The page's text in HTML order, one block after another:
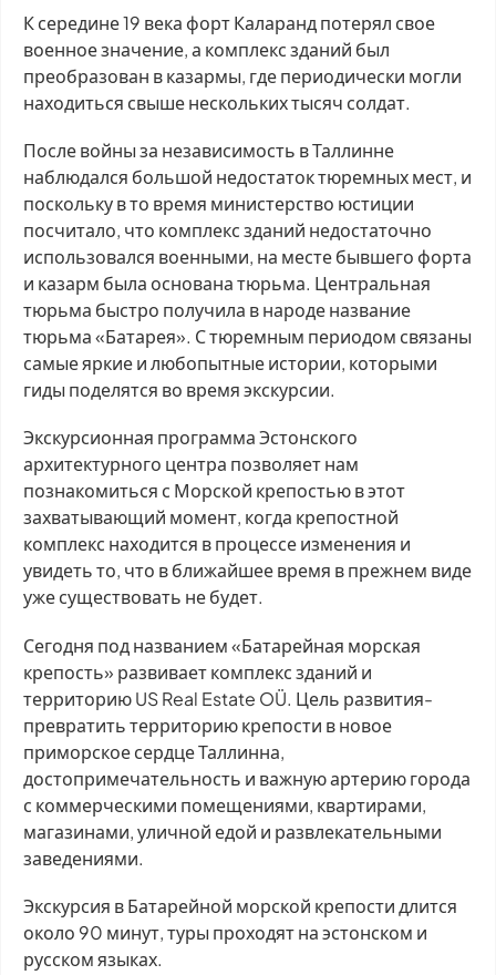
К середине 19 века форт Каларанд потерял свое
военное значение, а комплекс зданий был
преобразован в казармы, где периодически могли
находиться свыше нескольких тысяч солдат.
После войны за независимость в Таллинне
наблюдался большой недостаток тюремных мест, и
поскольку в то время министерство юстиции
посчитало, что комплекс зданий недостаточно
использовался военными, на месте бывшего форта
и казарм была основана тюрьма. Центральная
тюрьма быстро получила в народе название
тюрьма «Батарея». С тюремным периодом связаны
самые яркие и любопытные истории, которыми
гиды поделятся во время экскурсии.
Экскурсионная программа Эстонского
архитектурного центра позволяет нам
познакомиться с Морской крепостью в этот
захватывающий момент, когда крепостной
комплекс находится в процессе изменения и
увидеть то, что в ближайшее время в прежнем виде
уже существовать не будет.
Сегодня под названием «Батарейная морская
крепость» развивает комплекс зданий и
территорию US Real Estate OÜ. Цель развития-
превратить территорию крепости в новое
приморское сердце Таллинна,
достопримечательность и важную артерию города
с коммерческими помещениями, квартирами,
магазинами, уличной едой и развлекательными
заведениями.
Экскурсия в Батарейной морской крепости длится
около 90 минут, туры проходят на эстонском и
русском языках.